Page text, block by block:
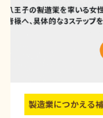
製造業につかえる